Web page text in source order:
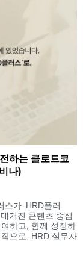
하는 클로드코
나)
가 ‘HRD플러
거진 콘텐츠 중심
하고, 함께 성장하
으로, HRD 실무자